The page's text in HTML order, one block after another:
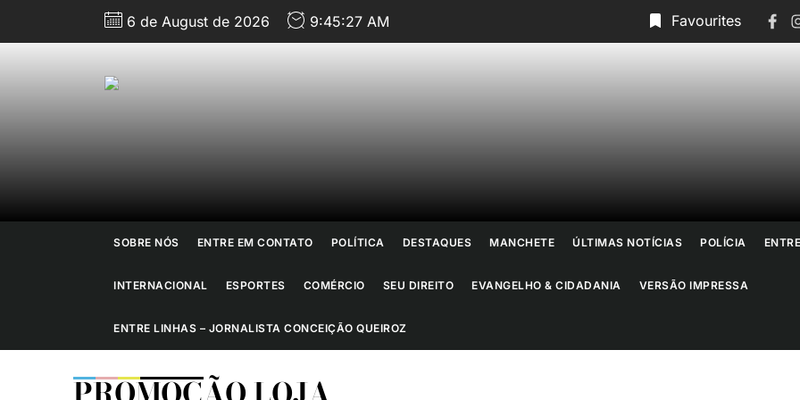
6 de August de 2026 9:45:27 AM Favourites
Jornal
do
Rio
de
Janeiro
SOBRE NÓS ENTRE EM CONTATO POLÍTICA DESTAQUES MANCHETE ÚLTIMAS NOTÍCIAS POLÍCIA
INTERNACIONAL ESPORTES COMÉRCIO SEU DIREITO EVANGELHO & CIDADANIA VERSÃO IMPRESSA
ENTRE LINHAS – JORNALISTA CONCEIÇÃO QUEIROZ